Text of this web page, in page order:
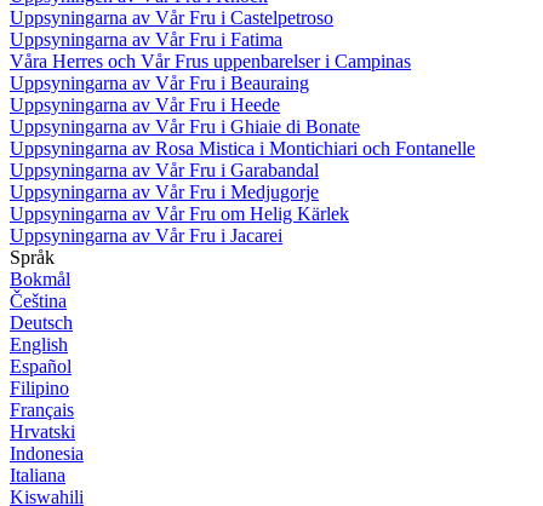
Uppsyningarna av Vår Fru i Castelpetroso
Uppsyningarna av Vår Fru i Fatima
Våra Herres och Vår Frus uppenbarelser i Campinas
Uppsyningarna av Vår Fru i Beauraing
Uppsyningarna av Vår Fru i Heede
Uppsyningarna av Vår Fru i Ghiaie di Bonate
Uppsyningarna av Rosa Mistica i Montichiari och Fontanelle
Uppsyningarna av Vår Fru i Garabandal
Uppsyningarna av Vår Fru i Medjugorje
Uppsyningarna av Vår Fru om Helig Kärlek
Uppsyningarna av Vår Fru i Jacarei
Språk
Bokmål
Čeština
Deutsch
English
Español
Filipino
Français
Hrvatski
Indonesia
Italiana
Kiswahili